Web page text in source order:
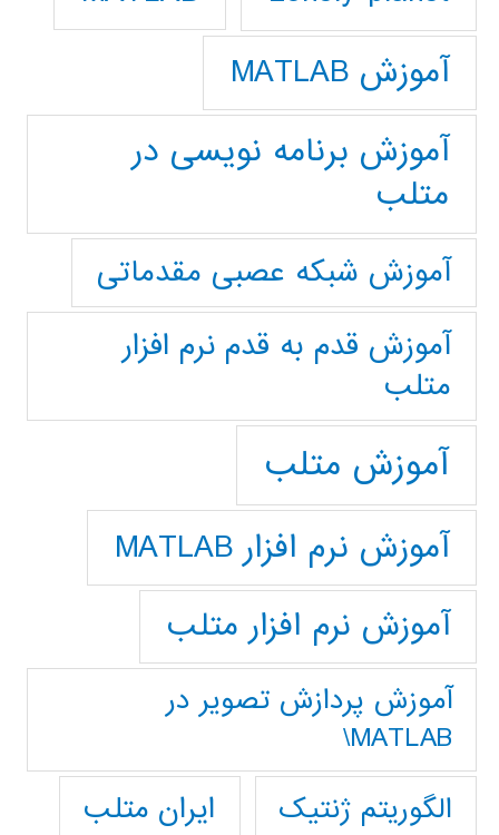
آموزش MATLAB
آموزش برنامه نویسی در
متلب
آموزش شبکه عصبی مقدماتی
آموزش قدم به قدم نرم افزار
متلب
آموزش متلب
آموزش نرم افزار MATLAB
آموزش نرم افزار متلب
آموزش پردازش تصوير در
MATLAB\
الگوریتم ژنتیک
ایران متلب